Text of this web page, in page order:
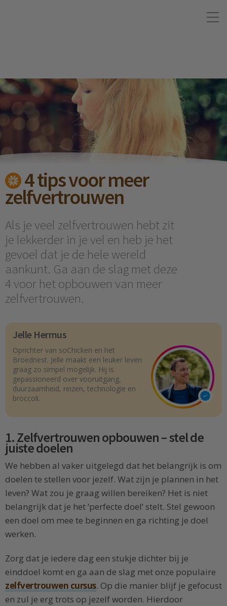
4 tips voor meer
zelfvertrouwen
Als je veel zelfvertrouwen hebt zit
je lekkerder in je vel en heb je het
gevoel dat je de hele wereld
aankunt. Ga aan de slag met deze
4 voor het opbouwen van meer
zelfvertrouwen.
Jelle Hermus
Oprichter van soChicken en het
Broednest. Jelle maakt een leuker leven
graag zo simpel mogelijk. Hij is
gepassioneerd over vooruitgang,
duurzaamheid, reizen, technologie en
broccoli.
1. Zelfvertrouwen opbouwen – stel de
juiste doelen
We hebben al vaker uitgelegd dat het belangrijk is om
doelen te stellen voor jezelf. Wat zijn je plannen in het
leven? Wat zou je graag willen bereiken? Het is niet
belangrijk dat je het ‘perfecte doel’ stelt. Stel gewoon
een doel om mee te beginnen en ga richting je doel
werken.
Zorg dat je iedere dag een stukje dichter bij je
einddoel komt en ga aan de slag met onze populaire
zelfvertrouwen cursus. Op die manier blijf je gefocust
en zul je erg trots op jezelf worden. Hierdoor